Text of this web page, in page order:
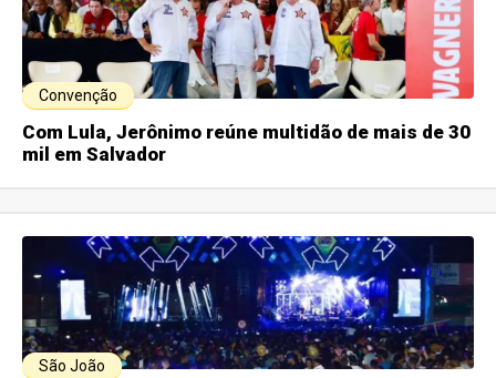
Convenção
Com Lula, Jerônimo reúne multidão de mais de 30
mil em Salvador
São João